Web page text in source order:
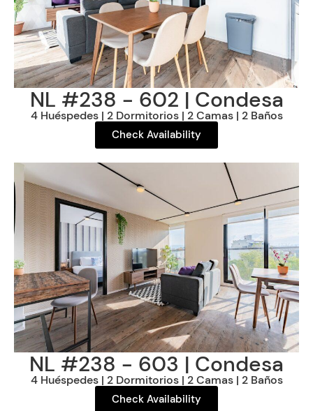
NL #238 - 602 | Condesa
4 Huéspedes | 2 Dormitorios | 2 Camas | 2 Baños
Check Availability
NL #238 - 603 | Condesa
4 Huéspedes | 2 Dormitorios | 2 Camas | 2 Baños
Check Availability